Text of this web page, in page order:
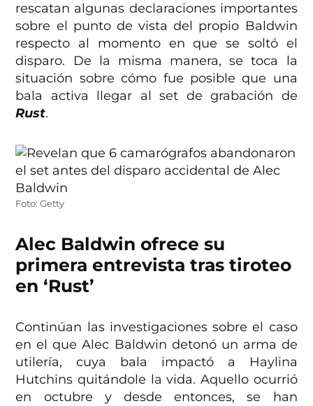
rescatan algunas declaraciones importantes
sobre el punto de vista del propio Baldwin
respecto al momento en que se soltó el
disparo. De la misma manera, se toca la
situación sobre cómo fue posible que una
bala activa llegar al set de grabación de
Rust.
Foto: Getty
Alec Baldwin ofrece su
primera entrevista tras tiroteo
en ‘Rust’
Continúan las investigaciones sobre el caso
en el que Alec Baldwin detonó un arma de
utilería, cuya bala impactó a Haylina
Hutchins quitándole la vida. Aquello ocurrió
en octubre y desde entonces, se han